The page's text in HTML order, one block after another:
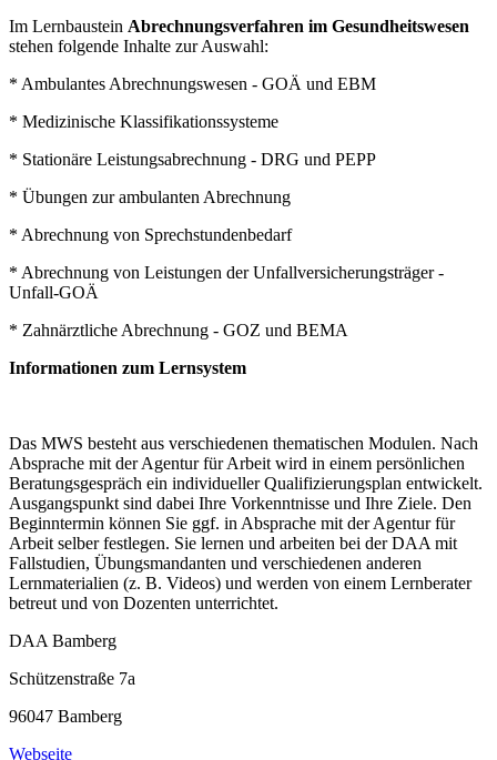
Im Lernbaustein Abrechnungsverfahren im Gesundheitswesen
stehen folgende Inhalte zur Auswahl:
* Ambulantes Abrechnungswesen - GOÄ und EBM
* Medizinische Klassifikationssysteme
* Stationäre Leistungsabrechnung - DRG und PEPP
* Übungen zur ambulanten Abrechnung
* Abrechnung von Sprechstundenbedarf
* Abrechnung von Leistungen der Unfallversicherungsträger -
Unfall-GOÄ
* Zahnärztliche Abrechnung - GOZ und BEMA
Informationen zum Lernsystem
Das MWS besteht aus verschiedenen thematischen Modulen. Nach
Absprache mit der Agentur für Arbeit wird in einem persönlichen
Beratungsgespräch ein individueller Qualifizierungsplan entwickelt.
Ausgangspunkt sind dabei Ihre Vorkenntnisse und Ihre Ziele. Den
Beginntermin können Sie ggf. in Absprache mit der Agentur für
Arbeit selber festlegen. Sie lernen und arbeiten bei der DAA mit
Fallstudien, Übungsmandanten und verschiedenen anderen
Lernmaterialien (z. B. Videos) und werden von einem Lernberater
betreut und von Dozenten unterrichtet.
DAA Bamberg
Schützenstraße 7a
96047 Bamberg
Webseite